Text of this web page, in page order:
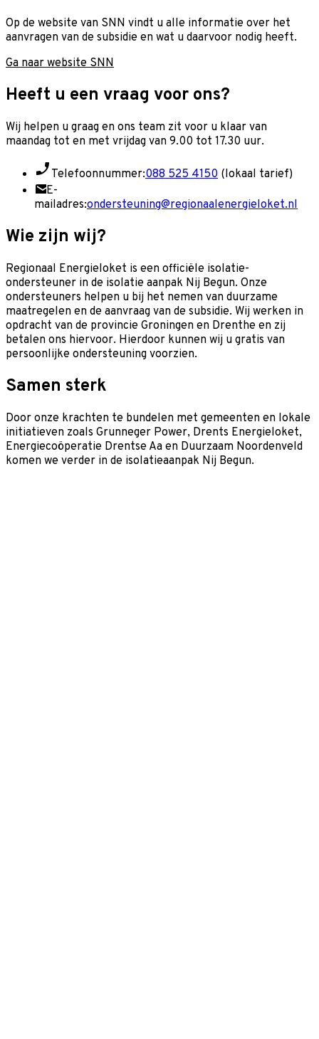
Op de website van SNN vindt u alle informatie over het
aanvragen van de subsidie en wat u daarvoor nodig heeft.
Ga naar website SNN
Heeft u een vraag voor ons?
Wij helpen u graag en ons team zit voor u klaar van
maandag tot en met vrijdag van 9.00 tot 17.30 uur.
Telefoonnummer:088 525 4150 (lokaal tarief)
E-
mailadres:ondersteuning@regionaalenergieloket.nl
Wie zijn wij?
Regionaal Energieloket is een officiële isolatie-
ondersteuner in de isolatie aanpak Nij Begun. Onze
ondersteuners helpen u bij het nemen van duurzame
maatregelen en de aanvraag van de subsidie. Wij werken in
opdracht van de provincie Groningen en Drenthe en zij
betalen ons hiervoor. Hierdoor kunnen wij u gratis van
persoonlijke ondersteuning voorzien.
Samen sterk
Door onze krachten te bundelen met gemeenten en lokale
initiatieven zoals Grunneger Power, Drents Energieloket,
Energiecoöperatie Drentse Aa en Duurzaam Noordenveld
komen we verder in de isolatieaanpak Nij Begun.